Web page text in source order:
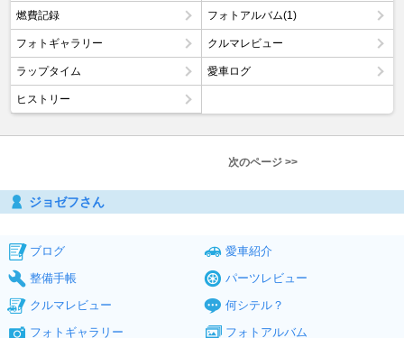
燃費記録 フォトアルバム(1)
フォトギャラリー クルマレビュー
ラップタイム 愛車ログ
ヒストリー
次のページ >>
ジョゼフさん
ブログ
愛車紹介
整備手帳
パーツレビュー
クルマレビュー
何シテル？
フォトギャラリー
フォトアルバム